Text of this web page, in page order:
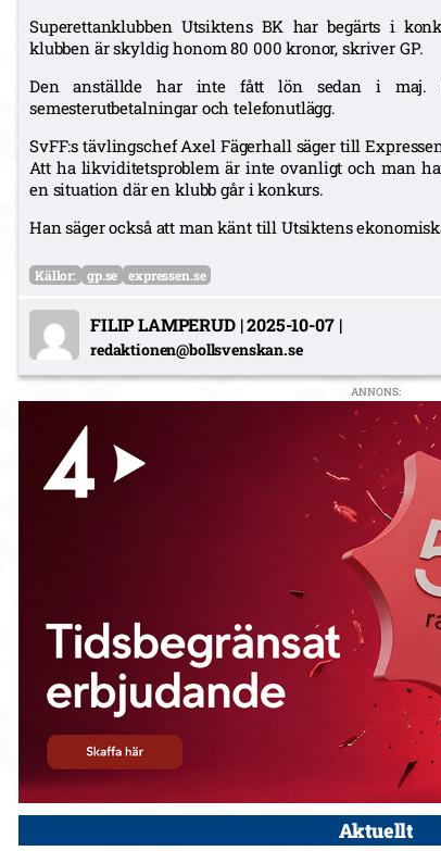
Superettanklubben Utsiktens BK har begärts i
klubben är skyldig honom 80 000 kronor, skriver GP.
Den anställde har inte fått lön sedan i maj.
semesterutbetalningar och telefonutlägg.
SvFF:s tävlingschef Axel Fägerhall säger till
Att ha likviditetsproblem är inte ovanligt och man
en situation där en klubb går i konkurs.
Han säger också att man känt till Utsiktens
Källor: gp.se expressen.se
FILIP LAMPERUD|2025-10-07|
redaktionen@bollsvenskan.se
ANNONS:
Aktuellt